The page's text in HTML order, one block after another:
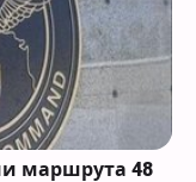
маршрута 48